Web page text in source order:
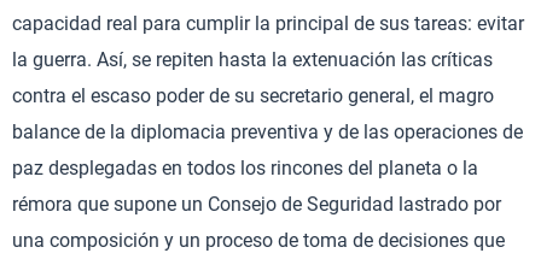
capacidad real para cumplir la principal de sus tareas: evitar
la guerra. Así, se repiten hasta la extenuación las críticas
contra el escaso poder de su secretario general, el magro
balance de la diplomacia preventiva y de las operaciones de
paz desplegadas en todos los rincones del planeta o la
rémora que supone un Consejo de Seguridad lastrado por
una composición y un proceso de toma de decisiones que